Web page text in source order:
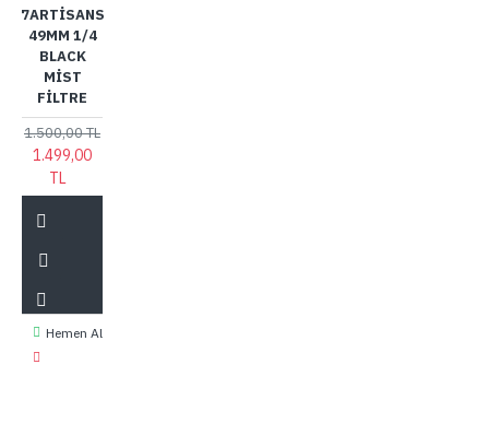
7ARTISANS
49MM 1/4
BLACK
MIST
FILTRE
1.500,00 TL
1.499,00
TL
Hemen Al